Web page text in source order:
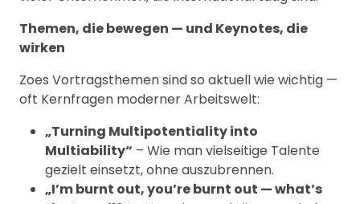
Themen, die bewegen — und Keynotes, die
wirken
Zoes Vortragsthemen sind so aktuell wie wichtig —
oft Kernfragen moderner Arbeitswelt:
„Turning Multipotentiality into
Multiability“ – Wie man vielseitige Talente
gezielt einsetzt, ohne auszubrennen.
„I’m burnt out, you’re burnt out — what’s